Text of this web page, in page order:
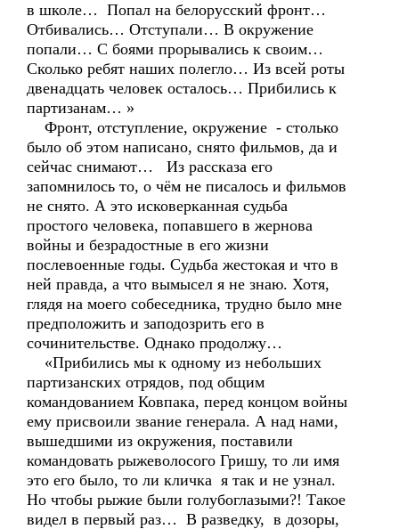
в школе… Попал на белорусский фронт…
Отбивались… Отступали… В окружение
попали… С боями прорывались к своим…
Сколько ребят наших полегло… Из всей роты
двенадцать человек осталось… Прибились к
партизанам… »
Фронт, отступление, окружение - столько
было об этом написано, снято фильмов, да и
сейчас снимают… Из рассказа его
запомнилось то, о чём не писалось и фильмов
не снято. А это исковерканная судьба
простого человека, попавшего в жернова
войны и безрадостные в его жизни
послевоенные годы. Судьба жестокая и что в
ней правда, а что вымысел я не знаю. Хотя,
глядя на моего собеседника, трудно было мне
предположить и заподозрить его в
сочинительстве. Однако продолжу…
«Прибились мы к одному из небольших
партизанских отрядов, под общим
командованием Ковпака, перед концом войны
ему присвоили звание генерала. А над нами,
вышедшими из окружения, поставили
командовать рыжеволосого Гришу, то ли имя
это его было, то ли кличка я так и не узнал.
Но чтобы рыжие были голубоглазыми?! Такое
видел в первый раз… В разведку, в дозоры,